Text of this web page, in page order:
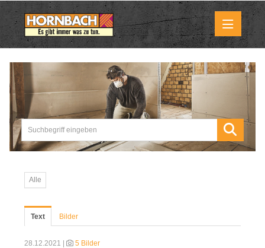
Medienmitteilungen
Pressemitteilungen
Downloads
Marktbilder
Alle
Text Bilder
28.12.2021 | 5 Bilder